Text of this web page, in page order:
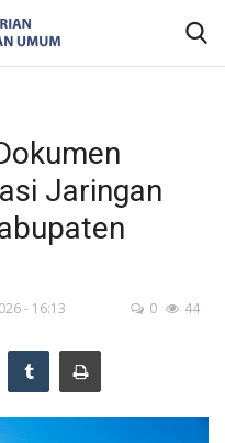
Jaringan
- 16:13 0 44